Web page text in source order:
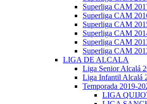
Superliga CAM
Superliga CAM
Superliga CAM
Superliga CAM
Superliga CAM
Superliga CAM
LIGA DE ALCALA
Liga Senior Alcalá
Liga Infantil Alcalá
Temporada 2019-
LIGA